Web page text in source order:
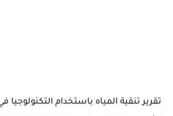
تقرير تنقية المياه باستخدام